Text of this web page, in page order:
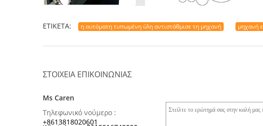
ΕΤΙΚΈΤΑ: η αυτόματη τυπωμένη ύλη αντιστάθμισε τη μηχανή μηχανή
ΣΤΟΙΧΕΊΑ ΕΠΙΚΟΙΝΩΝΊΑΣ
Ms Caren
Τηλεφωνικό νούμερο :
+8613818020601